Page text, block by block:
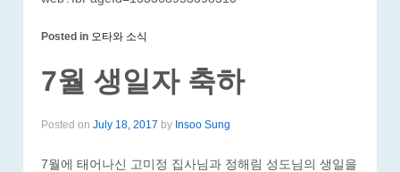
Posted in 오타와 소식
7월 생일자 축하
Posted on July 18, 2017 by Insoo Sung
7월에 태어나신 고미정 집사님과 정해림 성도님의 생일을